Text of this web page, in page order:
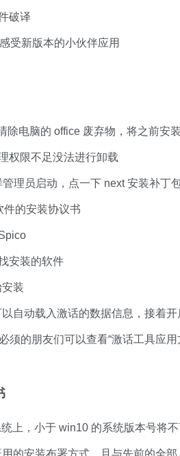
破译
受新版本的小伙伴应用
除电脑的 office 废弃物，将之前安
权限不足没法进行卸载
理员启动，点一下 next 安装补丁
件的安装协议书
安装的软件
装
自动载入激话的数据信息，接着
须的朋友们可以查看“激话工具应用
上，小于 win10 的系统版本号将不
的安装布署方式，且与先前的全